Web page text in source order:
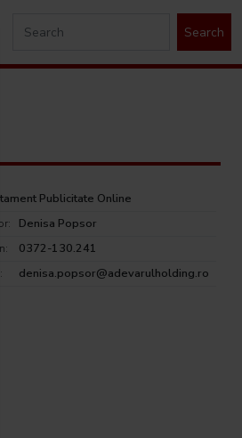
Search
Publicitate Online
Denisa Popsor
0372-130.241
denisa.popsor@adevarulholding.ro